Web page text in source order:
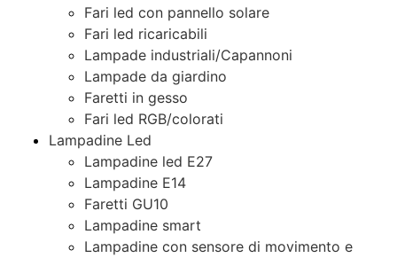
Fari led con pannello solare
Fari led ricaricabili
Lampade industriali/Capannoni
Lampade da giardino
Faretti in gesso
Fari led RGB/colorati
Lampadine Led
Lampadine led E27
Lampadine E14
Faretti GU10
Lampadine smart
Lampadine con sensore di movimento e